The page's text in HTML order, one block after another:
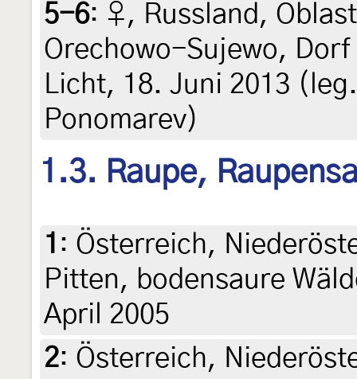
5-6: ♀, Russland,
Orechowo-Sujewo,
Licht, 18. Juni 2013
Ponomarev)
1.3. Raupe,
1 : Österreich,
Pitten, bodensaure
April 2005
2: Österreich,